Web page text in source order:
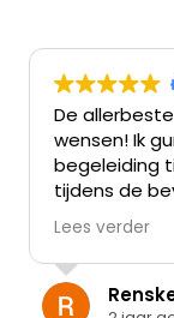
De
wensen! Ik
begeleiding
tijdens de
persoonlijk
Wij hadden
achter de
Lees verder